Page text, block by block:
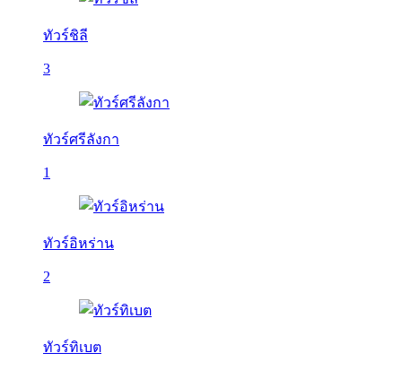
ทัวร์ชิลี
3
ทัวร์ศรีลังกา
1
ทัวร์อิหร่าน
2
ทัวร์ทิเบต